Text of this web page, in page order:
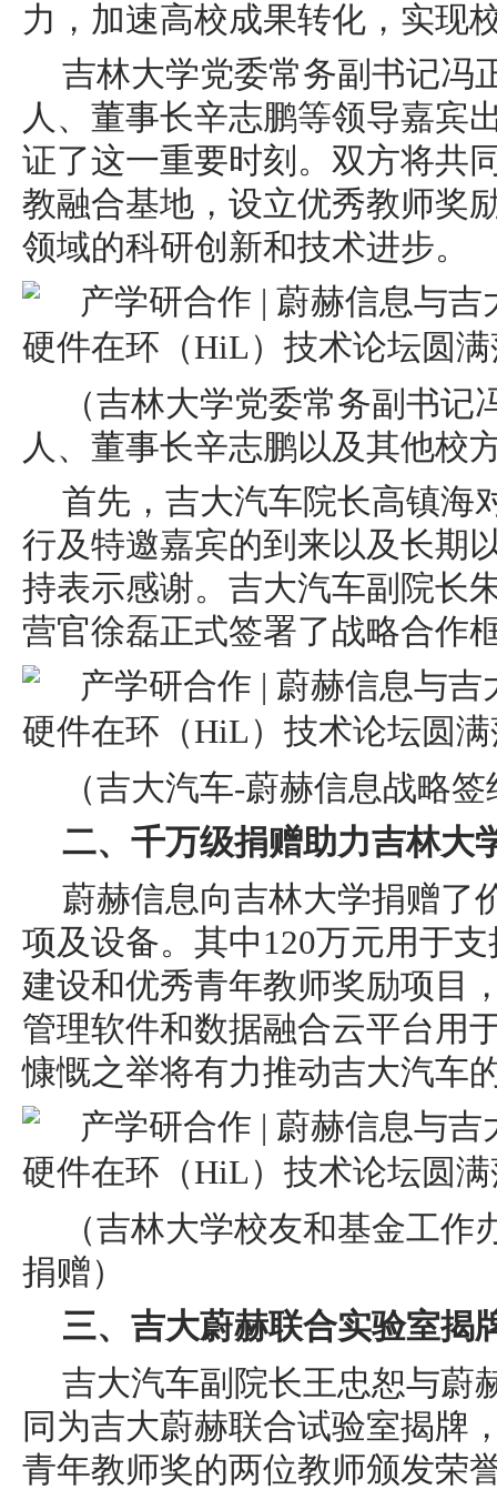
力，加速高校成果转化，实现
吉林大学党委常务副 书记冯
人、董事长辛志鹏等领导嘉宾
证了这一重要时刻。双方将共
教融合基地，设立优秀教师奖
领域的科研创新和技术进步。
（吉林大学党委常务副 书记
人、董事长辛志鹏以及其他校
首先，吉大汽车院长高镇海
行及特邀嘉宾的到来以及长期
持表示感谢。吉大汽车副院长
营官徐磊正式签署了战略合作
（吉大汽车-蔚赫信息战略
二、千万级捐赠助力吉林大
蔚赫信息向吉林大学捐赠了
项及设备。其中120万元用于
建设和优秀青年教师奖励项目
管理软件和数据融合云平台用
慷慨之举将有力推动吉大汽车
（吉林大学校友和基金工
捐赠）
三、吉大蔚赫联合实验室揭
吉大汽车副院长王忠恕与蔚
同为吉大蔚赫联合试验室揭牌
青年教师奖的两位教师颁发荣